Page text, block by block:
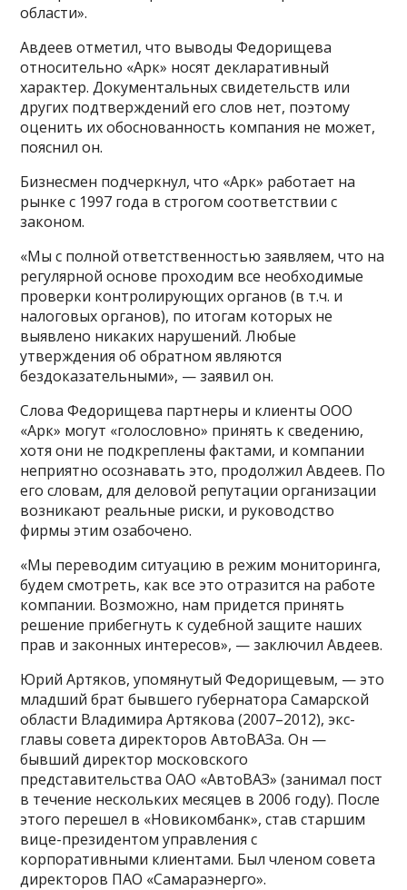
области».
Авдеев отметил, что выводы Федорищева
относительно «Арк» носят декларативный
характер. Документальных свидетельств или
других подтверждений его слов нет, поэтому
оценить их обоснованность компания не может,
пояснил он.
Бизнесмен подчеркнул, что «Арк» работает на
рынке с 1997 года в строгом соответствии с
законом.
«Мы с полной ответственностью заявляем, что на
регулярной основе проходим все необходимые
проверки контролирующих органов (в т.ч. и
налоговых органов), по итогам которых не
выявлено никаких нарушений. Любые
утверждения об обратном являются
бездоказательными», — заявил он.
Слова Федорищева партнеры и клиенты ООО
«Арк» могут «голословно» принять к сведению,
хотя они не подкреплены фактами, и компании
неприятно осознавать это, продолжил Авдеев. По
его словам, для деловой репутации организации
возникают реальные риски, и руководство
фирмы этим озабочено.
«Мы переводим ситуацию в режим мониторинга,
будем смотреть, как все это отразится на работе
компании. Возможно, нам придется принять
решение прибегнуть к судебной защите наших
прав и законных интересов», — заключил Авдеев.
Юрий Артяков, упомянутый Федорищевым, — это
младший брат бывшего губернатора Самарской
области Владимира Артякова (2007–2012), экс-
главы совета директоров АвтоВАЗа. Он —
бывший директор московского
представительства ОАО «АвтоВАЗ» (занимал пост
в течение нескольких месяцев в 2006 году). После
этого перешел в «Новикомбанк», став старшим
вице-президентом управления с
корпоративными клиентами. Был членом совета
директоров ПАО «Самараэнерго».